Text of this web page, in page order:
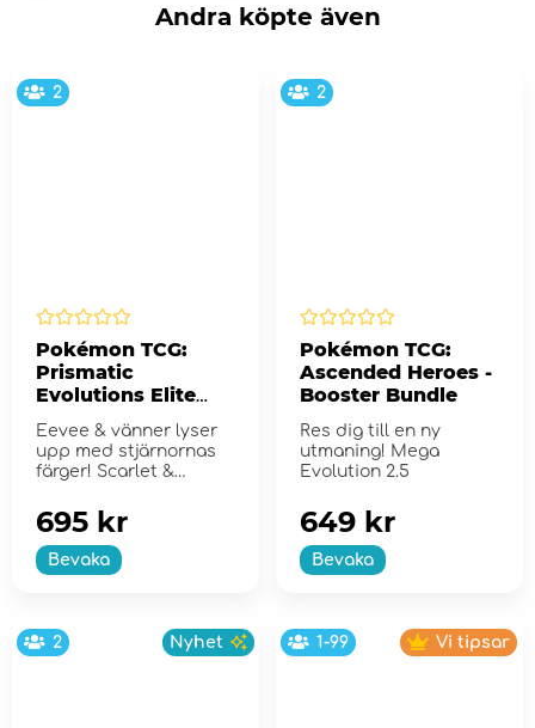
Andra köpte även
2
Pokémon TCG:
Prismatic
Evolutions Elite
Trainer Box
Eevee & vänner lyser
upp med stjärnornas
färger! Scarlet &
Bevaka
695 kr
2
Pokémon TCG:
Ascended Heroes -
Booster Bundle
Res dig till en ny
utmaning! Mega
Evolution 2.5
Bevaka
649 kr
2 Nyhet 1-99 Vi tipsar